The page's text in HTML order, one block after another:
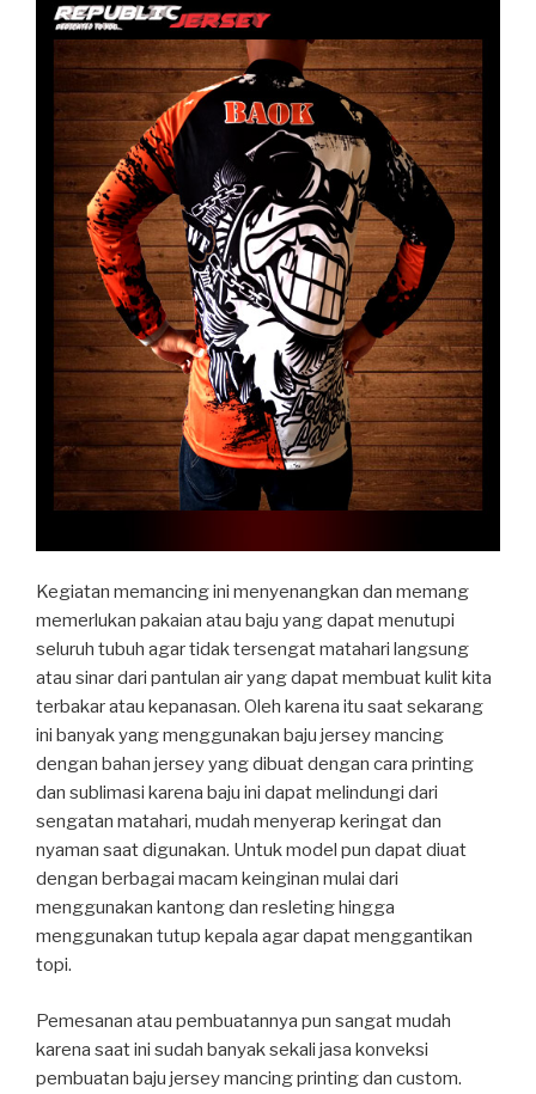
Kegiatan memancing ini menyenangkan dan memang
memerlukan pakaian atau baju yang dapat menutupi
seluruh tubuh agar tidak tersengat matahari langsung
atau sinar dari pantulan air yang dapat membuat kulit kita
terbakar atau kepanasan. Oleh karena itu saat sekarang
ini banyak yang menggunakan baju jersey mancing
dengan bahan jersey yang dibuat dengan cara printing
dan sublimasi karena baju ini dapat melindungi dari
sengatan matahari, mudah menyerap keringat dan
nyaman saat digunakan. Untuk model pun dapat diuat
dengan berbagai macam keinginan mulai dari
menggunakan kantong dan resleting hingga
menggunakan tutup kepala agar dapat menggantikan
topi.
Pemesanan atau pembuatannya pun sangat mudah
karena saat ini sudah banyak sekali jasa konveksi
pembuatan baju jersey mancing printing dan custom.